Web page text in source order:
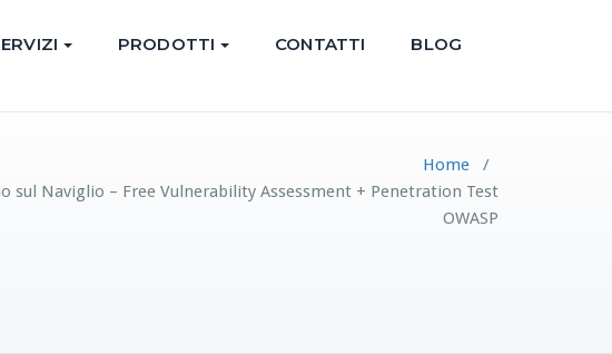
PRODOTTI CONTATTI BLOG
Home /
sul Naviglio – Free Vulnerability Assessment + Penetration Test
OWASP